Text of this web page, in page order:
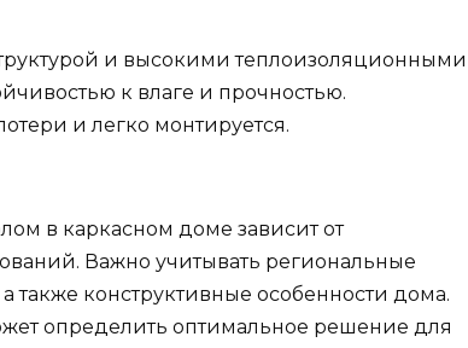
и высокими теплоизоляционными
к влаге и прочностью.
и легко монтируется.
в каркасном доме зависит от
Важно учитывать региональные
также конструктивные особенности дома.
определить оптимальное решение для